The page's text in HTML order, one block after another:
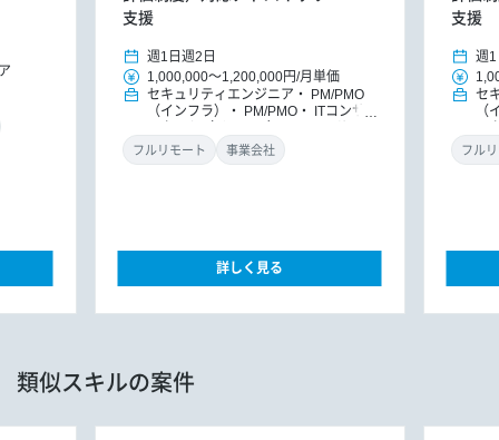
支援
週1日 週2日
1,000,000～1,200,000円/月単価
セキュリティエンジニア
PM/PMO
（インフラ）
PM/PMO
ITコンサ
ント
DXコンサルタント
フルリモート 事業会社
詳しく見る
支援
週1
セ
（
ン
フル
類似スキルの案件